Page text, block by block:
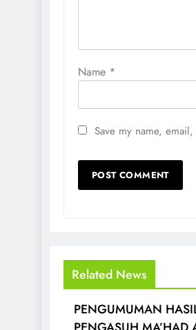
Name *
Save my name,
Related News
PENGUMUMAN